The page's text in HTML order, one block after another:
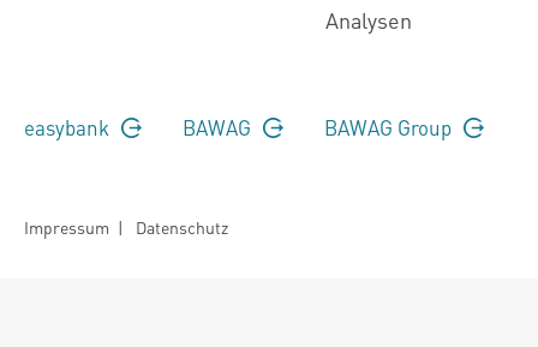
Analysen
easybank BAWAG BAWAG Group
Impressum | Datenschutz